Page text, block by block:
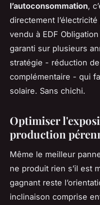
l’autoconsommation,
directement
vendu à EDF
garanti sur plusieurs
stratégie - réduction
complémentaire - qui
solaire. Sans chichi.
Optimiser
production
Même le meilleur
ne produit rien s’il est
gagnant reste
inclinaison comprise